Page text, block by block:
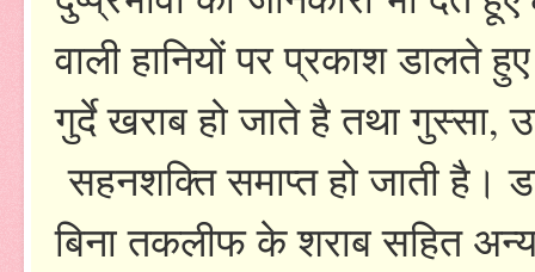
वाली हानियों पर प्रकाश डालते
गुर्दे खराब हो जाते है तथा
सहनशक्ति समाप्त हो जाती है।
बिना तकलीफ के शराब सहित